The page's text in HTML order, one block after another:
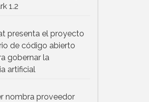
1.2
presenta el proyecto
de código abierto
gobernar la
artificial
nombra proveedor